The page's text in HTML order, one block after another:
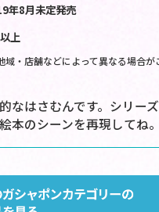
年8月未定発売
上
・店舗などによって異なる場合が
なはさむんです。シリー
本のシーンを再現してね。